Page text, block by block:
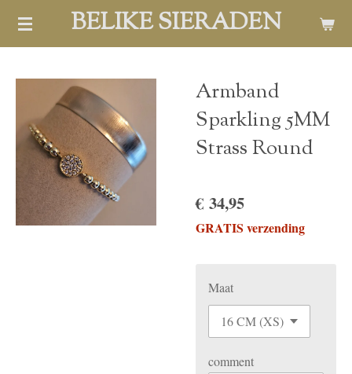
Ga
hoofdinhoud
BELIKE SIERADEN
Armband
Sparkling 5MM
Strass Round
€ 34,95
GRATIS verzending
Maat
comment